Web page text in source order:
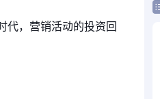
代，营销活动的投资回